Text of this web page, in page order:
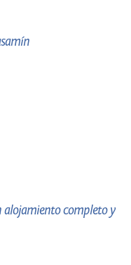
alojamiento completo y